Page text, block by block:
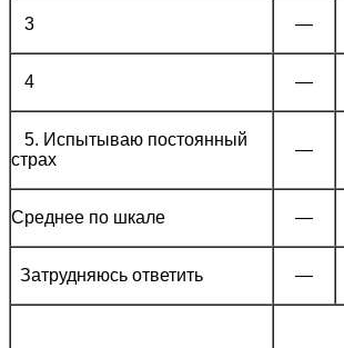
3 —
4 —
5. Испытываю постоянный
страх
—
Среднее по шкале —
Затрудняюсь ответить —